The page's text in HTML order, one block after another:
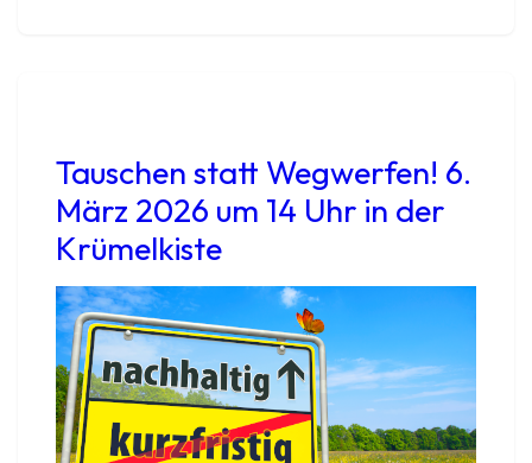
Tauschen statt Wegwerfen! 6.
März 2026 um 14 Uhr in der
Krümelkiste